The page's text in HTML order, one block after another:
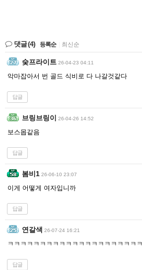
댓글(4) 등록순 최신순
숮프라이트 26-04-23 04:11
악마잡아서 번 골드 식비로 다 나갈것같다
답글
브링브링이 26-04-26 14:52
보스몹같음
답글
봄비1 26-06-10 23:07
이게 어떻게 여자입니까
답글
연갈색 26-07-24 16:21
ㅋㅋㅋㅋㅋㅋㅋㅋㅋㅋㅋㅋㅋㅋㅋㅋㅋㅋㅋㅋ
답글